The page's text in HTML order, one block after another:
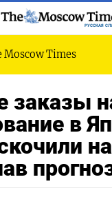
РУССКАЯ
Times
заказы
в